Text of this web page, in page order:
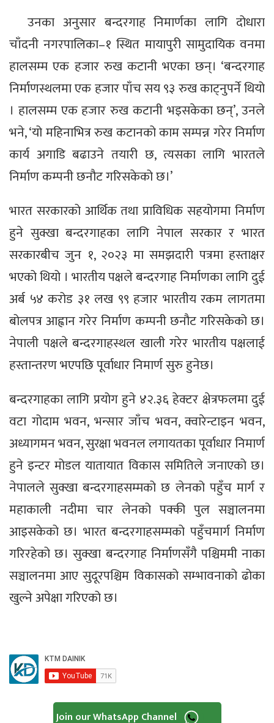
उनका अनुसार बन्दरगाह निमार्णका लागि दोधारा
चाँदनी नगरपालिका–१ स्थित मायापुरी सामुदायिक वनमा
हालसम्म एक हजार रुख कटानी भएका छन्। ‘बन्दरगाह
निर्माणस्थलमा एक हजार पाँच सय ९३ रुख काट्नुपर्ने थियो
। हालसम्म एक हजार रुख कटानी भइसकेका छन्’, उनले
भने, ‘यो महिनाभित्र रुख कटानको काम सम्पन्न गरेर निर्माण
कार्य अगाडि बढाउने तयारी छ, त्यसका लागि भारतले
निर्माण कम्पनी छनौट गरिसकेको छ।’
भारत सरकारको आर्थिक तथा प्राविधिक सहयोगमा निर्माण
हुने सुक्खा बन्दरगाहका लागि नेपाल सरकार र भारत
सरकारबीच जुन १, २०२३ मा समझदारी पत्रमा हस्ताक्षर
भएको थियो । भारतीय पक्षले बन्दरगाह निर्माणका लागि दुई
अर्ब ५४ करोड ३१ लख ९९ हजार भारतीय रकम लागतमा
बोलपत्र आह्वान गरेर निर्माण कम्पनी छनौट गरिसकेको छ।
नेपाली पक्षले बन्दरगाहस्थल खाली गरेर भारतीय पक्षलाई
हस्तान्तरण भएपछि पूर्वाधार निमार्ण सुरु हुनेछ।
बन्दरगाहका लागि प्रयोग हुने ४२.३६ हेक्टर क्षेत्रफलमा दुई
वटा गोदाम भवन, भन्सार जाँच भवन, क्वारेन्टाइन भवन,
अध्यागमन भवन, सुरक्षा भवनल लगायतका पूर्वाधार निमार्ण
हुने इन्टर मोडल यातायात विकास समितिले जनाएको छ।
नेपालले सुक्खा बन्दरगाहसम्मको छ लेनको पहुँच मार्ग र
महाकाली नदीमा चार लेनको पक्की पुल सञ्चालनमा
आइसकेको छ। भारत बन्दरगाहसम्मको पहुँचमार्ग निर्माण
गरिरहेको छ। सुक्खा बन्दरगाह निर्माणसँगै पश्चिममी नाका
सञ्चालनमा आए सुदूरपश्चिम विकासको सम्भावनाको ढोका
खुल्ने अपेक्षा गरिएको छ।
Join our WhatsApp Channel